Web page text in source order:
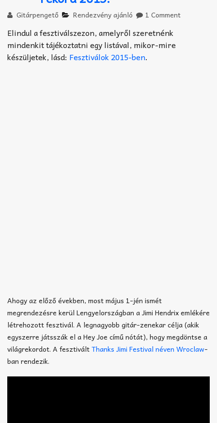
Improvizáció
Gitárpengető Rendezvény ajánló 1 Comment
Elindul a fesztiválszezon, amelyről szeretnénk
mindenkit tájékoztatni egy listával, mikor-mire
készüljetek, lásd: Fesztiválok 2015-ben.
Ahogy az előző években, most május 1-jén ismét
megrendezésre kerül Lengyelországban a Jimi Hendrix emlékére
létrehozott fesztivál. A legnagyobb gitár-zenekar célja (akik
egyszerre játsszák el a Hey Joe című nótát), hogy megdöntse a
világrekordot. A fesztiváltThanks Jimi Festival néven Wroclaw-
ban rendezik.